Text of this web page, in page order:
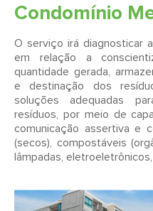
Condomínio
O serviço irá diagnosticar
em relação a
quantidade gerada,
e destinação dos
soluções adequadas
resíduos, por meio de
comunicação assertiva e
(secos), compostáveis
lâmpadas,